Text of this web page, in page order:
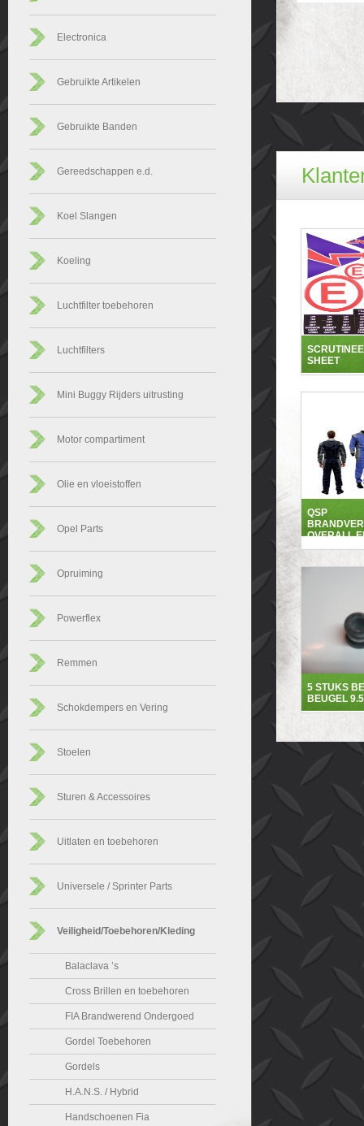
Electronica
Gebruikte Artikelen
Gebruikte Banden
Gereedschappen e.d.
Koel Slangen
Koeling
Luchtfilter toebehoren
Luchtfilters
Mini Buggy Rijders uitrusting
Motor compartiment
Olie en vloeistoffen
Opel Parts
Opruiming
Powerflex
Remmen
Schokdempers en Vering
Stoelen
Sturen & Accessoires
Uitlaten en toebehoren
Universele / Sprinter Parts
Veiligheid/Toebehoren/Kleding
Balaclava ’s
Cross Brillen en toebehoren
FIA Brandwerend Ondergoed
Gordel Toebehoren
Gordels
H.A.N.S. / Hybrid
Handschoenen Fia
SHEET
QSP
OVERALL
5 STUKS
BEUGEL